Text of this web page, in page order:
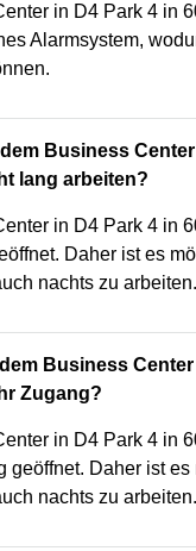
in D4 Park 4 in
Alarmsystem,
Business
lang arbeiten?
in D4 Park 4 in
Daher ist es
nachts zu arbeiten.
Business
Zugang?
in D4 Park 4 in
geöffnet. Daher ist
nachts zu arbeiten.